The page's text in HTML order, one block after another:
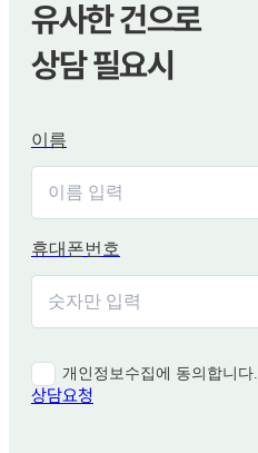
유사한 건으로
상담 필요시
이름
휴대폰번호
개인정보수집에 동의합니다.
상담요청